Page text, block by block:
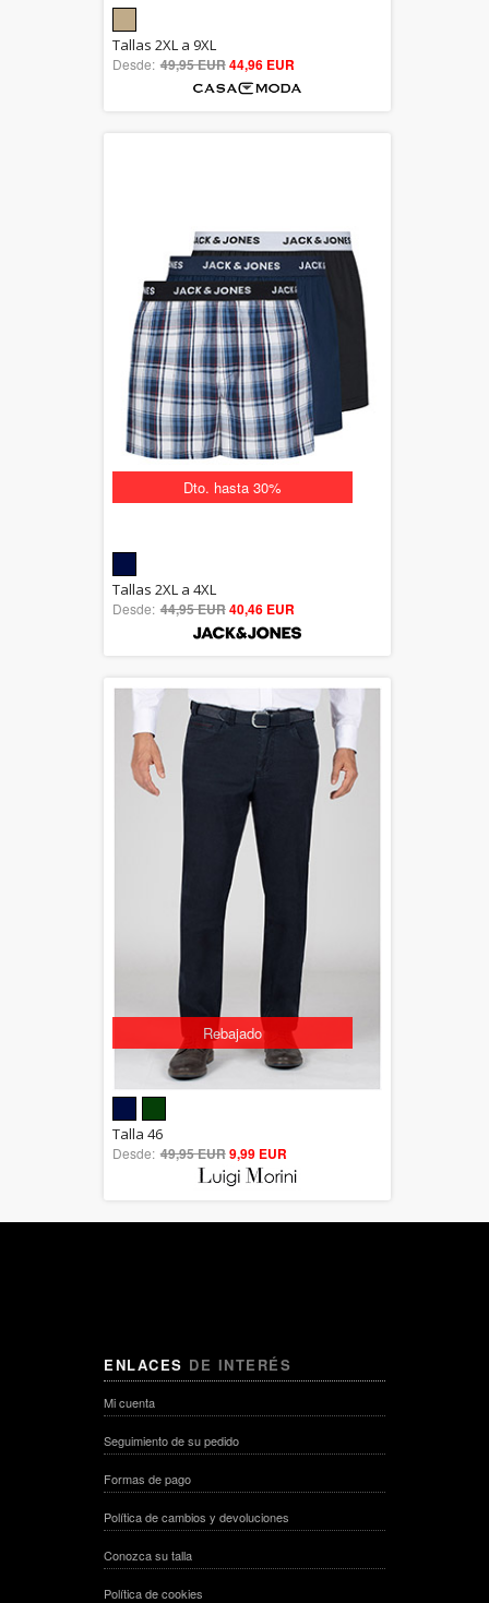
5.00
out of 5
Tallas 2XL a 9XL
Desde: 49,95 EUR44,96 EUR
Dto. hasta 30%
5.00
out of 5
Tallas 2XL a 4XL
Desde: 44,95 EUR40,46 EUR
Rebajado
out of 5
Talla 46
Desde: 49,95 EUR9,99 EUR
ENLACES DE INTERÉS
Mi cuenta
Seguimiento de su pedido
Formas de pago
Política de cambios y devoluciones
Conozca su talla
Política de cookies